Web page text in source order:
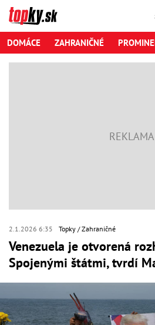
DOMÁCE ZAHRANIČNÉ
2.1.2026 6:35 Topky Zahraničné
Venezuela je otvorená
Spojenými štátmi, tvrdí